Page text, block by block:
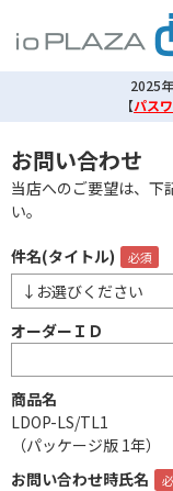
2025
【パス
お問い合わせ
当店へのご要望は、下
い。
件名(タイトル)
オーダーＩＤ
商品名
LDOP-LS/TL1
（パッケージ版 1年）
お問い合わせ時氏名